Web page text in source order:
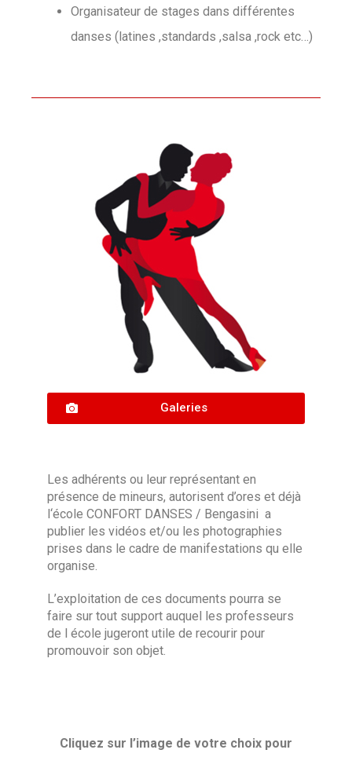
Organisateur de stages dans différentes
danses (latines ,standards ,salsa ,rock etc…)
Galeries
Les adhérents ou leur représentant en
présence de mineurs, autorisent d’ores et déjà
l‘école CONFORT DANSES / Bengasini a
publier les vidéos et/ou les photographies
prises dans le cadre de manifestations qu elle
organise.
L’exploitation de ces documents pourra se
faire sur tout support auquel les professeurs
de l école jugeront utile de recourir pour
promouvoir son objet.
Cliquez sur l’image de votre choix pour